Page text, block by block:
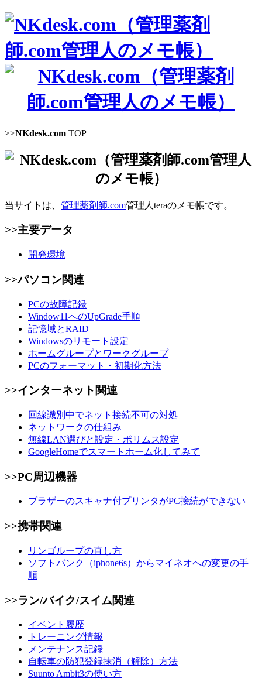
>>NKdesk.com TOP
当サイトは、 管理薬剤師.com管理人teraのメモ帳です。
>>主要データ
開発環境
>>パソコン関連
PCの故障記録
Window11へのUpGrade手順
記憶域とRAID
Windowsのリモート設定
ホームグループとワークグループ
PCのフォーマット・初期化方法
>>インターネット関連
回線識別中でネット接続不可の対処
ネットワークの仕組み
無線LAN選びと設定・ポリムス設定
GoogleHomeでスマートホーム化してみて
>>PC周辺機器
ブラザーのスキャナ付プリンタがPC接続ができない
>>携帯関連
リンゴループの直し方
ソフトバンク（iphone6s）からマイネオへの変更の手
順
>>ラン/バイク/スイム関連
イベント履歴
トレーニング情報
メンテナンス記録
自転車の防犯登録抹消（解除）方法
Suunto Ambit3の使い方